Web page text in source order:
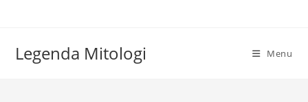
Legenda Mitologi Menu